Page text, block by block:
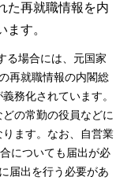
た再就職情報を内
す。
る場合には、元国家
再就職情報の内閣総
務化されています。
の常勤の役員などに
ます。なお、自営業
についても届出が必
届出を行う必要があ